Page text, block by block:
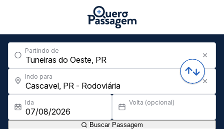
Partindo de
Indo para
Ida Volta (opcional)
Buscar Passagem